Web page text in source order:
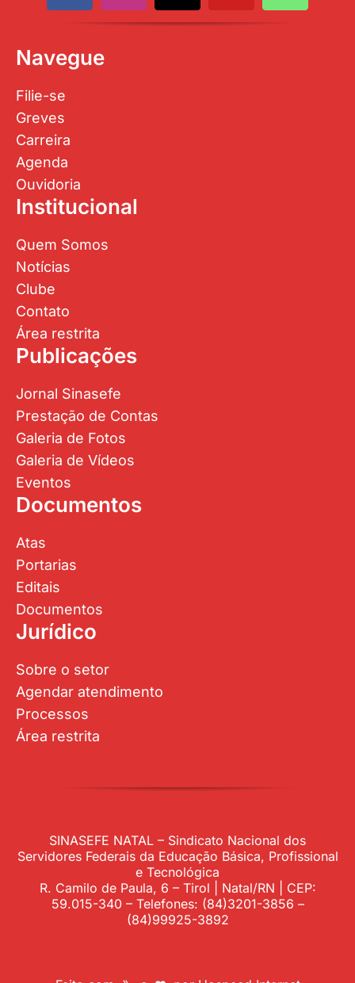
Navegue
Filie-se
Greves
Carreira
Agenda
Ouvidoria
Institucional
Quem Somos
Notícias
Clube
Contato
Área restrita
Publicações
Jornal Sinasefe
Prestação de Contas
Galeria de Fotos
Galeria de Vídeos
Eventos
Documentos
Atas
Portarias
Editais
Documentos
Jurídico
Sobre o setor
Agendar atendimento
Processos
Área restrita
SINASEFE NATAL – Sindicato Nacional dos
Servidores Federais da Educação Básica, Profissional
e Tecnológica
R. Camilo de Paula, 6 – Tirol | Natal/RN | CEP:
59.015-340 – Telefones: (84)3201-3856 –
(84)99925-3892